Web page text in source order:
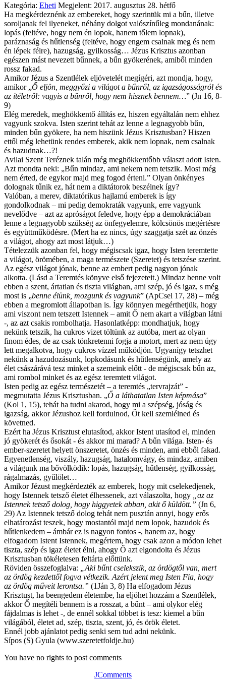
Kategória: Eheti Megjelent: 2017. augusztus 28. hétfő
Ha megkérdeznénk az embereket, hogy szerintük mi a bűn, illetve
soroljanak fel ilyeneket, néhány dolgot valószínűleg mondanának:
lopás (feltéve, hogy nem én lopok, hanem tőlem lopnak),
paráznaság és hűtlenség (feltéve, hogy engem csalnak meg és nem
én lépek félre), hazugság, gyilkosság… Jézus Krisztus azonban
egészen mást nevezett bűnnek, a bűn gyökerének, amiből minden
rossz fakad.
Amikor Jézus a Szentlélek eljövetelét megígéri, azt mondja, hogy,
amikor „Ő eljön, meggyőzi a világot a bűnről, az igazságosságról és
az ítéletről: vagyis a bűnről, hogy nem hisznek bennem…” (Jn 16, 8-
9)
Elég meredek, meghökkentő állítás ez, hiszen egyáltalán nem ehhez
vagyunk szokva. Isten szerint tehát az lenne a legnagyobb bűn,
minden bűn gyökere, ha nem hiszünk Jézus Krisztusban? Hiszen
ettől még lehetünk rendes emberek, akik nem lopnak, nem csalnak
és hazudnak…?!
Avilai Szent Teréznek talán még meghökkentőbb választ adott Isten.
Azt mondta neki: „Bűn mindaz, ami nekem nem tetszik. Most még
nem érted, de egykor majd meg fogod érteni.” Olyan önkényes
dolognak tűnik ez, hát nem a diktátorok beszélnek így?
Valóban, a merev, diktatórikus hajlamú emberek is így
gondolkodnak – mi pedig demokraták vagyunk, erre vagyunk
nevelődve – azt az apróságot feledve, hogy épp a demokráciában
lenne a legnagyobb szükség az önfegyelemre, kölcsönös megértésre
és együttműködésre. (Mert ha ez nincs, úgy szaggatja szét az önzés
a világot, ahogy azt most látjuk…)
Tételezzük azonban fel, hogy mégiscsak igaz, hogy Isten teremtette
a világot, örömében, a maga természete (Szeretet) és tetszése szerint.
Az egész világot jónak, benne az embert pedig nagyon jónak
alkotta. (Lásd a Teremtés könyve első fejezeteit.) Mindaz benne volt
ebben a szent, ártatlan és tiszta világban, ami szép, jó és igaz, s még
most is „benne élünk, mozgunk és vagyunk” (ApCsel 17, 28) – még
ebben a megromlott állapotban is. Így könnyen megérthetjük, hogy
ami viszont nem tetszett Istennek – amit Ő nem akart a világban látni
-, az azt csakis rombolhatja. Hasonlatképp: mondhatjuk, hogy
nekünk tetszik, ha cukros vizet töltünk az autóba, mert az olyan
finom édes, de az csak tönkretenni fogja a motort, mert az nem úgy
lett megalkotva, hogy cukros vízzel működjön. Ugyanígy tetszhet
nekünk a hazudozásunk, lopkodásunk és hűtlenségünk, amely az
élet császárává tesz minket a szemeink előtt - de mégiscsak bűn az,
ami rombol minket és az egész teremtett világot.
Isten pedig az egész természetét – a teremtés „tervrajzát” -
megmutatta Jézus Krisztusban. „Ő a láthatatlan Isten képmása”
(Kol 1, 15), tehát ha tudni akarod, hogy mi a szépség, jóság és
igazság, akkor Jézushoz kell fordulnod, Őt kell szemlélned és
követned.
Ezért ha Jézus Krisztust elutasítod, akkor Istent utasítod el, minden
jó gyökerét és ősokát - és akkor mi marad? A bűn világa. Isten- és
ember-szeretet helyett önszeretet, önzés és minden, ami ebből fakad.
Egyenetlenség, viszály, hazugság, hatalomvágy, és mindaz, amiben
a világunk ma bővölködik: lopás, hazugság, hűtlenség, gyilkosság,
rágalmazás, gyűlölet…
Amikor Jézust megkérdezték az emberek, hogy mit cselekedjenek,
hogy Istennek tetsző életet élhessenek, azt válaszolta, hogy
az az
Istennek tetsző dolog, hogy higgyetek abban, akit ő küldött.” (Jn 6,
29) Az Istennek tetsző dolog tehát nem pusztán annyi, hogy erős
elhatározást teszek, hogy mostantól majd nem lopok, hazudok és
hűtlenkedem – ámbár ez is nagyon fontos -, hanem az, hogy
elfogadom Istent Istennek, megértem, hogy csak azon a módon lehet
tiszta, szép és igaz életet élni, ahogy Ő azt elgondolta és Jézus
Krisztusban tökéletesen feltárta előttünk.
Röviden összefoglalva:
Aki bűnt cselekszik, az ördögtől van, mert
az ördög kezdettől fogva vétkezik. Azért jelent meg Isten Fia, hogy
az ördög műveit lerontsa.” (1Ján 3, 8) Ha elfogadom Jézus
Krisztust, ha beengedem életembe, ha eljöhet hozzám a Szentlélek,
akkor Ő megítéli bennem is a rosszat, a bűnt – ami olykor elég
fájdalmas is lehet -, de ennél sokkal többet is tesz: kiemel a bűn
világából, életet ad, szép, tiszta, szent, jó, és örök életet.
Ennél jobb ajánlatot pedig senki sem tud adni nekünk.
Sípos (S) Gyula (www.szeretetfoldje.hu)
You have no rights to post comments
JComments